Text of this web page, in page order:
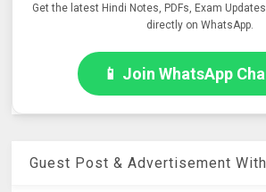
Get the latest Hindi Notes, PDFs, Exam
directly on WhatsApp.
📱 Join WhatsApp
Guest Post & Advertisement